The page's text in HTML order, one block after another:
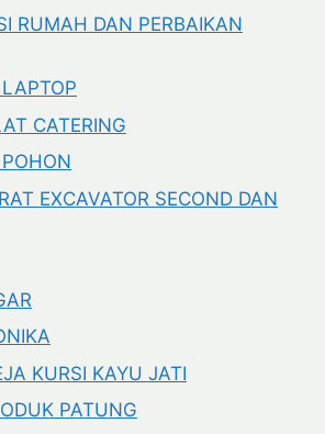
RUMAH DAN PERBAIKAN
CATERING
EXCAVATOR SECOND DAN
KURSI KAYU JATI
PATUNG